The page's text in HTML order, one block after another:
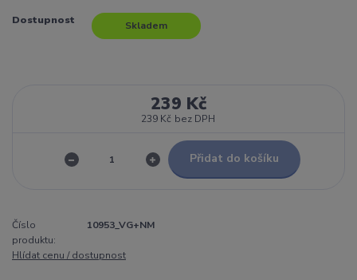
Dostupnost Skladem
239 Kč
239 Kč bez DPH
Přidat do košíku
Číslo
produktu:
10953_VG+NM
Hlídat cenu / dostupnost